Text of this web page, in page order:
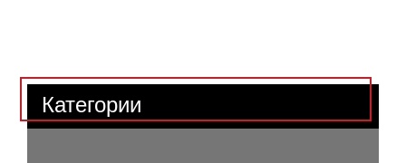
Категории